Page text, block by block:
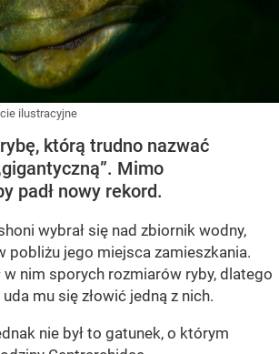
ilustracyjne
którą trudno nazwać
Mimo
padł nowy rekord.
wybrał się nad zbiornik wodny,
pobliżu jego miejsca zamieszkania.
w nim sporych rozmiarów ryby, dlatego
uda mu się złowić jedną z nich.
nie był to gatunek, o którym